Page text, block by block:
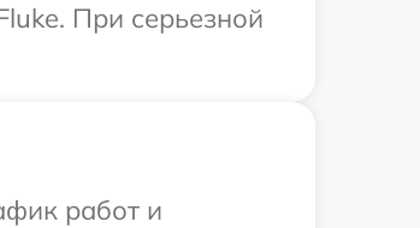
При серьезной
работ и